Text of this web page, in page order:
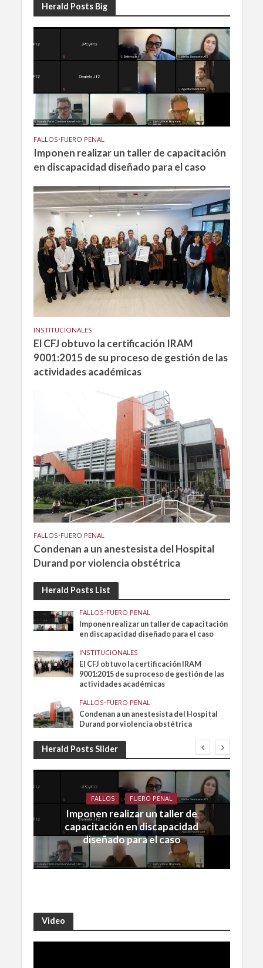
Herald Posts Big
FALLOS•FUERO PENAL
Imponen realizar un taller de capacitación
en discapacidad diseñado para el caso
INSTITUCIONALES
El CFJ obtuvo la certificación IRAM
9001:2015 de su proceso de gestión de las
actividades académicas
FALLOS•FUERO PENAL
Condenan a un anestesista del Hospital
Durand por violencia obstétrica
Herald Posts List
FALLOS•FUERO PENAL
Imponen realizar un taller de capacitación
en discapacidad diseñado para el caso
INSTITUCIONALES
El CFJ obtuvo la certificación IRAM
9001:2015 de su proceso de gestión de las
actividades académicas
FALLOS•FUERO PENAL
Condenan a un anestesista del Hospital
Durand por violencia obstétrica
Herald Posts Slider
FALLOS FUERO PENAL
Imponen realizar un taller de
capacitación en discapacidad
diseñado para el caso
Video